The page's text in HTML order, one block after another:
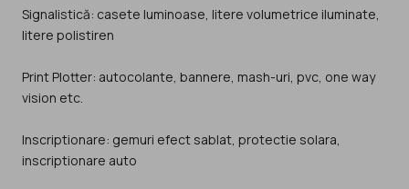
Signalistică: casete luminoase, litere volumetrice iluminate,
litere polistiren
Print Plotter: autocolante, bannere, mash-uri, pvc, one way
vision etc.
Inscriptionare: gemuri efect sablat, protectie solara,
inscriptionare auto